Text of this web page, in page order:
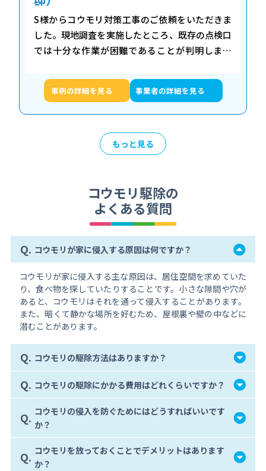
S様からコウモリ対策工事のご依頼をいただきま
した。現地調査を実施したところ、既存の点検口
では十分な作業が困難であることが判明しまし
な状況でした。 施工内容 新規点検口を作成し、
事例の詳細を見る 事業者の詳細を見る
もっと見る
コウモリ駆除の
よくある質問
Q. コウモリが家に侵入する原因は何ですか？
コウモリが家に侵入する主な原因は、居住空間を求めていた
り、食べ物を探していたりすることです。小さな隙間や穴が
あると、コウモリはそれを通って侵入することがあります。
また、暗くて静かな場所を好むため、屋根裏や壁の中などに
潜むことがあります。
Q. コウモリの駆除方法はありますか？
Q. コウモリの駆除にかかる費用はどれくらいですか？
Q. コウモリの侵入を防ぐためにはどうすればいいです
か？
Q. コウモリを放っておくことでデメリットはあります
か？